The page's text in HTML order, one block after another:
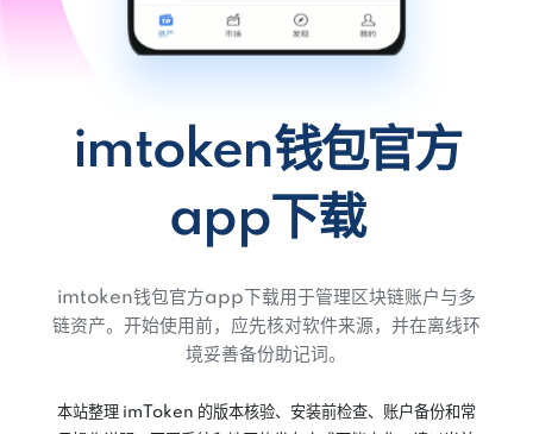
imtoken钱包官方
app下载
imtoken钱包官方app下载用于管理区块链账户与多
链资产。开始使用前，应先核对软件来源，并在离线环
境妥善备份助记词。
本站整理 imToken 的版本核验、安装前检查、账户备份和常